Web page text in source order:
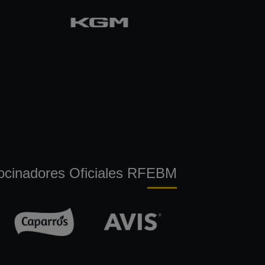
Oficiales RFEBM